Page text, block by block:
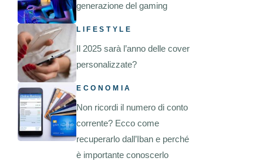
generazione del gaming
LIFESTYLE
Il 2025 sarà l’anno delle cover
personalizzate?
ECONOMIA
Non ricordi il numero di conto
corrente? Ecco come
recuperarlo dall’Iban e perché
è importante conoscerlo